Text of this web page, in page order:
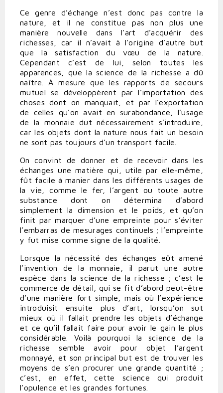
Ce genre d’échange n’est donc pas contre la
nature, et il ne constitue pas non plus une
manière nouvelle dans l’art d’acquérir des
richesses, car il n’avait à l’origine d’autre but
que la satisfaction du vœu de la nature.
Cependant c’est de lui, selon toutes les
apparences, que la science de la richesse a dû
naître. À mesure que les rapports de secours
mutuel se développèrent par l’importation des
choses dont on manquait, et par l’exportation
de celles qu’on avait en surabondance, l’usage
de la monnaie dut nécessairement s’introduire,
car les objets dont la nature nous fait un besoin
ne sont pas toujours d’un transport facile.
On convint de donner et de recevoir dans les
échanges une matière qui, utile par elle-même,
fût facile à manier dans les différents usages de
la vie, comme le fer, l’argent ou toute autre
substance dont on détermina d’abord
simplement la dimension et le poids, et qu’on
finit par marquer d’une empreinte pour s’éviter
l’embarras de mesurages continuels ; l’empreinte
y fut mise comme signe de la qualité.
Lorsque la nécessité des échanges eût amené
l’invention de la monnaie, il parut une autre
espèce dans la science de la richesse ; c’est le
commerce de détail, qui se fit d’abord peut-être
d’une manière fort simple, mais où l’expérience
introduisit ensuite plus d’art, lorsqu’on sut
mieux où il fallait prendre les objets d’échange
et ce qu’il fallait faire pour avoir le gain le plus
considérable. Voilà pourquoi la science de la
richesse semble avoir pour objet l’argent
monnayé, et son principal but est de trouver les
moyens de s’en procurer une grande quantité ;
c’est, en effet, cette science qui produit
l’opulence et les grandes fortunes.